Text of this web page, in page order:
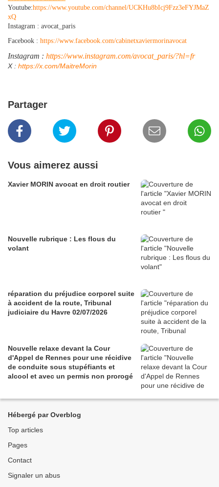
Youtube:https://www.youtube.com/channel/UCKHu8bIcj9Fzz3eFYJMaZ
xQ
Instagram : avocat_paris
Facebook : https://www.facebook.com/cabinetxaviermorinavocat
Instagram : https://www.instagram.com/avocat_paris/?hl=fr
​X : https://x.com/MaitreMorin
Partager
Vous aimerez aussi
Xavier MORIN avocat en droit routier
Nouvelle rubrique : Les flous du
volant
réparation du préjudice corporel suite
à accident de la route, Tribunal
judiciaire du Havre 02/07/2026
Nouvelle relaxe devant la Cour
d'Appel de Rennes pour une récidive
de conduite sous stupéfiants et
alcool et avec un permis non prorogé
Hébergé par Overblog
Top articles
Pages
Contact
Signaler un abus